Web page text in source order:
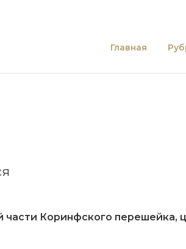
Главная
части Коринфского перешейка,